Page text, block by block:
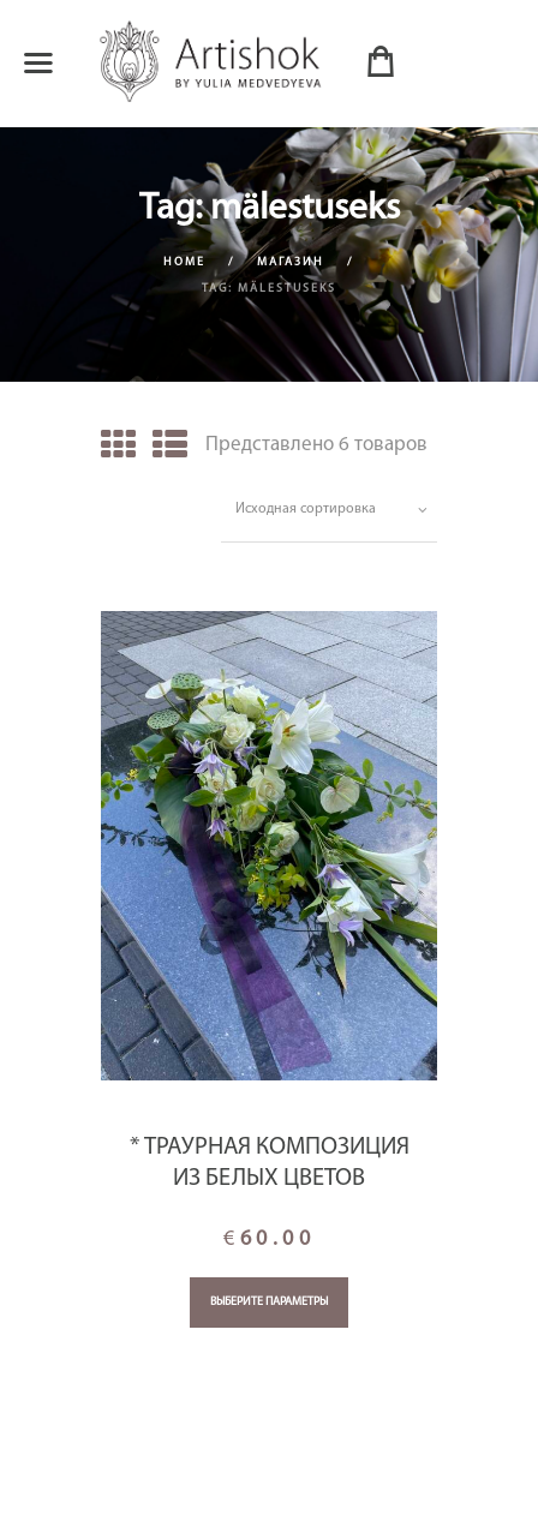
Tag: mälestuseks
HOME
МАГАЗИН
TAG: MÄLESTUSEKS
Представлено 6 товаров
* ТРАУРНАЯ КОМПОЗИЦИЯ
ИЗ БЕЛЫХ ЦВЕТОВ
€ 60.00
ВЫБЕРИТЕ ПАРАМЕТРЫ